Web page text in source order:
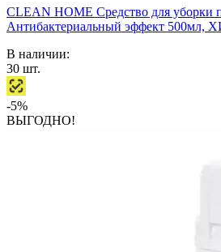
CLEAN HOME Средство для уборки
Антибактериальный эффект 500мл,
В наличии:
30 шт.
-5%
ВЫГОДНО!